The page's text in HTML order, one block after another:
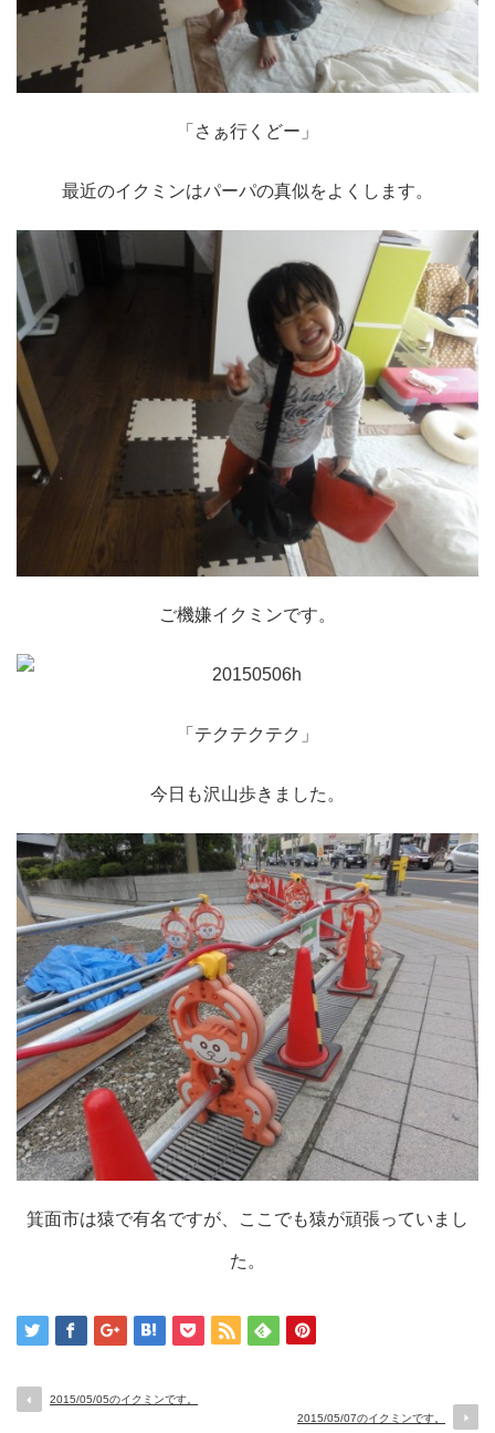
「さぁ行くどー」
最近のイクミンはパーパの真似をよくします。
ご機嫌イクミンです。
「テクテクテク」
今日も沢山歩きました。
箕面市は猿で有名ですが、ここでも猿が頑張っていまし
た。
2015/05/05のイクミンです。
2015/05/07のイクミンです。